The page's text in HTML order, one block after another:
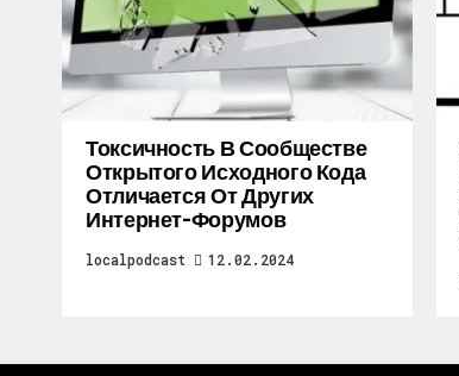
Токсичность В Сообществе
Открытого Исходного Кода
Отличается От Других
Интернет-Форумов
localpodcast 12.02.2024